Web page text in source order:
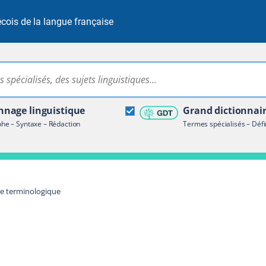
de la langue française
Rechercher dans tout le site
linguistique
– Syntaxe – Rédaction
Grand
Termes spécialisés –
terminologique
terminologique